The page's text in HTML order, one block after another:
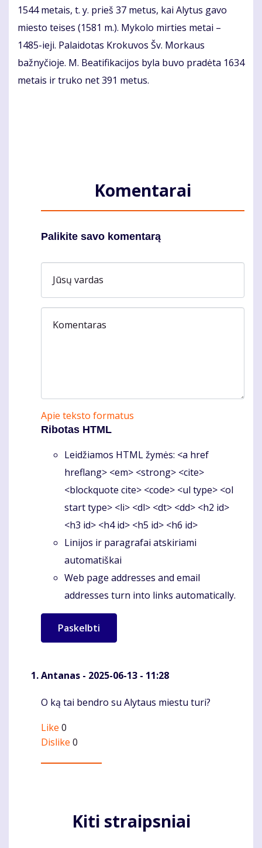
1544 metais, t. y. prieš 37 metus, kai Alytus gavo
miesto teises (1581 m.). Mykolo mirties metai –
1485-ieji. Palaidotas Krokuvos Šv. Morkaus
bažnyčioje. M. Beatifikacijos byla buvo pradėta 1634
metais ir truko net 391 metus.
Komentarai
Palikite savo komentarą
Jūsų vardas
Komentaras
Apie teksto formatus
Ribotas HTML
Leidžiamos HTML žymės: <a href
hreflang> <em> <strong> <cite>
<blockquote cite> <code> <ul type> <ol
start type> <li> <dl> <dt> <dd> <h2 id>
<h3 id> <h4 id> <h5 id> <h6 id>
Linijos ir paragrafai atskiriami
automatiškai
Web page addresses and email
addresses turn into links automatically.
Antanas - 2025-06-13 - 11:28
Komentaras
O ką tai bendro su Alytaus miestu turi?
Like 0
Dislike 0
Kiti straipsniai